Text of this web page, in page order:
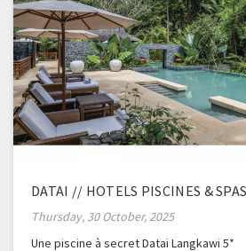
DATAI // HOTELS PISCINES & SPAS
Thursday, 30 October, 2025
Une piscine à secret Datai Langkawi 5*